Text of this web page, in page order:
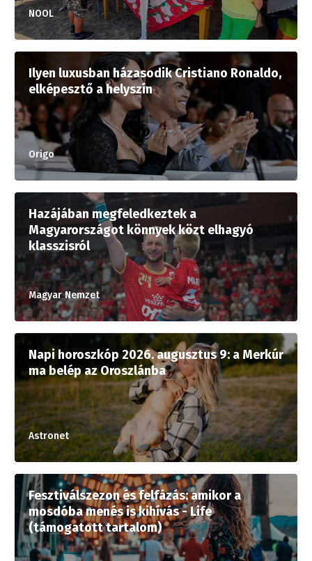
NOOL
Ilyen luxusban házasodik Cristiano Ronaldo,
elképesztő a helyszín
Origo
Hazájában megfeledkeztek a
Magyarországot könnyek közt elhagyó
klasszisról
Magyar Nemzet
Napi horoszkóp 2026. augusztus 9: a Merkúr
ma belép az Oroszlánba
Astronet
Fesztiválszezon és felfázás: amikor a
mosdóba menés is kihívás - Life
(támogatott tartalom)